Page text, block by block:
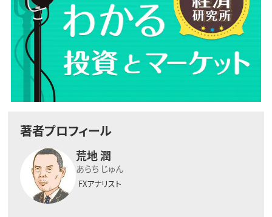
著者プロフィール
荒地 潤
あらち じゅん
FXアナリスト